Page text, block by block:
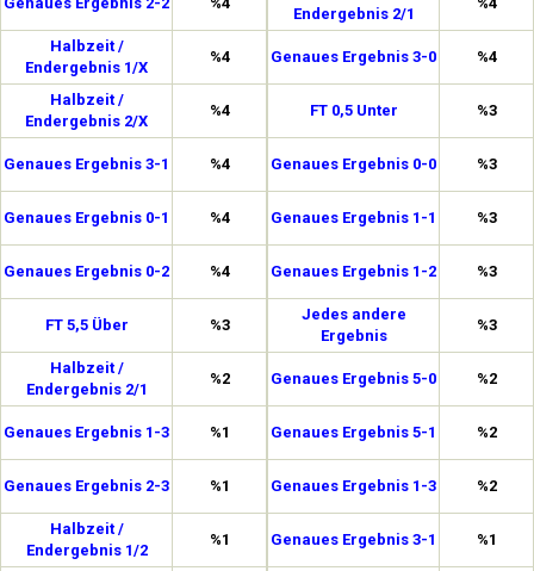
Halbzeit /
Endergebnis 1/X
%4
Halbzeit /
Endergebnis 2/X
%4
Genaues Ergebnis 3-1 %4
Genaues Ergebnis 0-1 %4
Genaues Ergebnis 0-2 %4
FT 5,5 Über %3
Halbzeit /
Endergebnis 2/1
%2
Genaues Ergebnis 1-3 %1
Genaues Ergebnis 2-3 %1
Halbzeit /
Endergebnis 1/2
%1
Endergebnis 2/1
Genaues Ergebnis 3-0 %4
FT 0,5 Unter %3
Genaues Ergebnis 0-0 %3
Genaues Ergebnis 1-1 %3
Genaues Ergebnis 1-2 %3
Jedes andere
Ergebnis
%3
Genaues Ergebnis 5-0 %2
Genaues Ergebnis 5-1 %2
Genaues Ergebnis 1-3 %2
Genaues Ergebnis 3-1 %1